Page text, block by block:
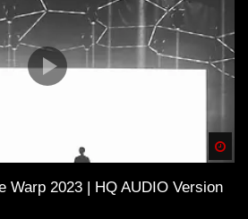
Warp 2023 | HQ AUDIO Version